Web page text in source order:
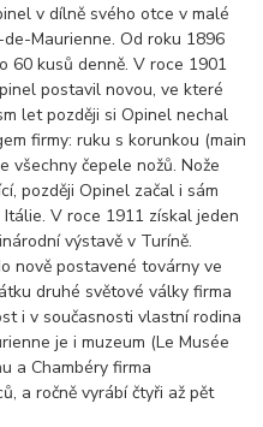
v dílně svého otce v malé
Maurienne. Od roku 1896
60 kusů denně. V roce 1901
postavil novou, ve které
let později si Opinel nechal
firmy: ruku s korunkou (main
všechny čepele nožů. Nože
později Opinel začal i sám
V roce 1911 získal jeden
výstavě v Turíně.
nově postavené továrny ve
druhé světové války firma
i v současnosti vlastní rodina
je i muzeum (Le Musée
a Chambéry firma
a ročně vyrábí čtyři až pět